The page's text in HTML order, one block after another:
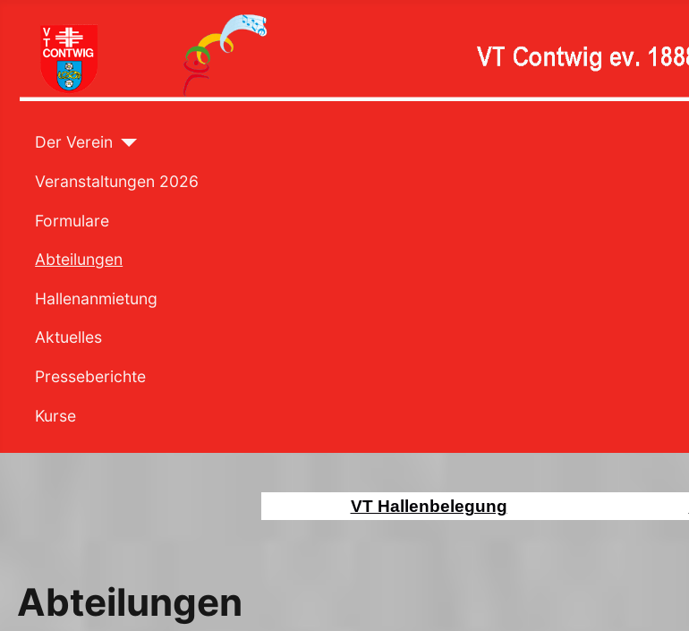
Der Verein
Veranstaltungen 2026
Formulare
Abteilungen
Hallenanmietung
Aktuelles
Presseberichte
Kurse
VT Hallenbelegung
Abteilungen